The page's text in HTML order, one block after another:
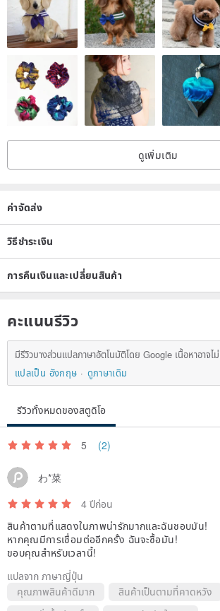
ดูเพิ่มเติม
ค่าจัดส่ง
วิธีชำระเงิน
การคืนเงินและเปลี่ยนสินค้า
คะแนนรีวิว
มีรีวิวบางส่วนแปลภาษาอัตโนมัติโดย Google เนื้อหาอาจไ
แปลเป็น อังกฤษ
ดูภาษาเดิม
รีวิวทั้งหมดของสตูดิโอ
5 (2)
わ*菜
4 ปีก่อน
สินค้าตามที่แสดงในภาพน่ารักมากและฉันชอบมัน!
หากคุณมีการเชื่อมต่ออีกครั้ง ฉันจะซื้อมัน!
ขอบคุณสำหรับเวลานี้!
แปลจาก ภาษาญี่ปุ่น
คุณภาพสินค้าดีมาก
สินค้าเป็นตามที่คาดหวัง